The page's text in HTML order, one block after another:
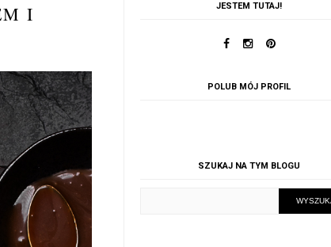
I
JESTEM TUTAJ!
POLUB MÓJ PROFIL
SZUKAJ NA TYM BLOGU